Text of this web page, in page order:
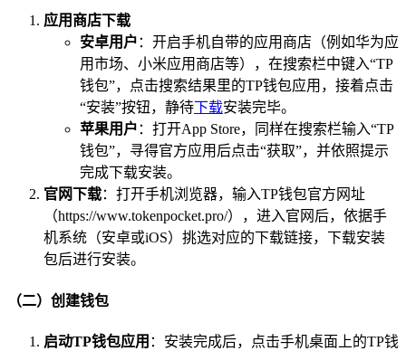
应用商店下载
安卓用户 ：开启手机自带的应用商店（例如华为应
用市场、小米应用商店等），在搜索栏中键入“TP
钱包”，点击搜索结果里的TP钱包应用，接着点击
“安装”按钮，静待下载安装完毕。
苹果用户 ：打开App Store，同样在搜索栏输入“TP
钱包”，寻得官方应用后点击“获取”，并依照提示
完成下载安装。
官网下载：打开手机浏览器，输入TP钱包官方网址
（https://www.tokenpocket.pro/），进入官网后，依据手
机系统（安卓或iOS）挑选对应的下载链接，下载安装
包后进行安装。
（二）创建钱包
启动TP钱包应用 ：安装完成后，点击手机桌面上的TP钱